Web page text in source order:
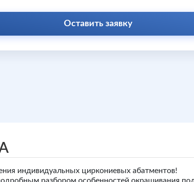
Оставить заявку
индивидуальных циркониевых абатментов!